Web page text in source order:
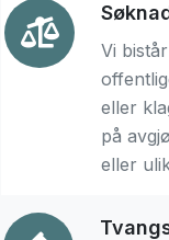
Vi
eller
på
eller